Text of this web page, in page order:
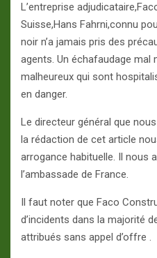
L’entreprise
Suisse,Hans Fahrni,connu
noir n’a jamais pris des
agents. Un échafaudage mal
malheureux qui sont
en danger.
Le directeur général que
la rédaction de cet article
arrogance habituelle. Il nous
l’ambassade de France.
Il faut noter que Faco
d’incidents dans la majorité
attribués sans appel d’offre .